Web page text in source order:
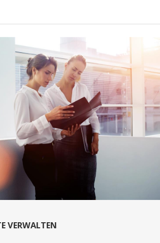
VERWALTEN